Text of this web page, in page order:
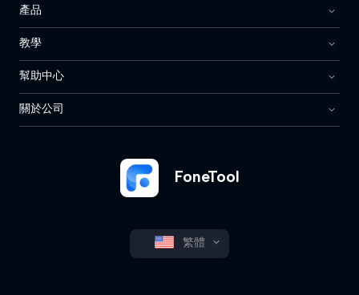
FoneTool
繁體
產品
教學
幫助中心
關於公司